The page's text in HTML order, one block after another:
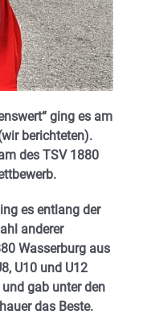
ging es am
berichteten).
des TSV 1880
es entlang der
anderer
Wasserburg aus
U10 und U12
gab unter den
das Beste.